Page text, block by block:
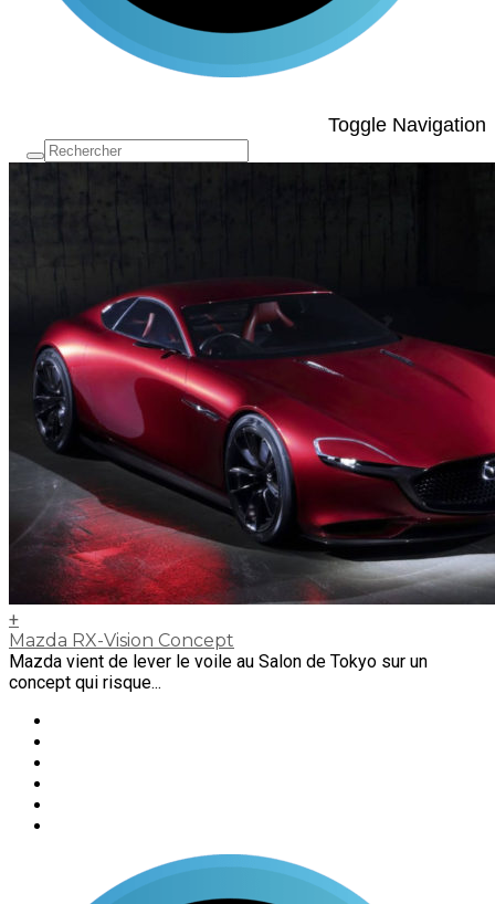
Toggle Navigation
+
Mazda RX-Vision Concept
Mazda vient de lever le voile au Salon de Tokyo sur un
concept qui risque...